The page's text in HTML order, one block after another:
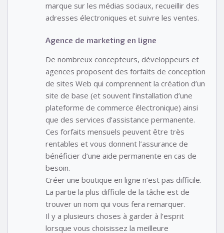
marque sur les médias sociaux, recueillir des
adresses électroniques et suivre les ventes.
Agence de marketing en ligne
De nombreux concepteurs, développeurs et
agences proposent des forfaits de conception
de sites Web qui comprennent la création d’un
site de base (et souvent l’installation d’une
plateforme de commerce électronique) ainsi
que des services d’assistance permanente.
Ces forfaits mensuels peuvent être très
rentables et vous donnent l’assurance de
bénéficier d’une aide permanente en cas de
besoin.
Créer une boutique en ligne n’est pas difficile.
La partie la plus difficile de la tâche est de
trouver un nom qui vous fera remarquer.
Il y a plusieurs choses à garder à l’esprit
lorsque vous choisissez la meilleure